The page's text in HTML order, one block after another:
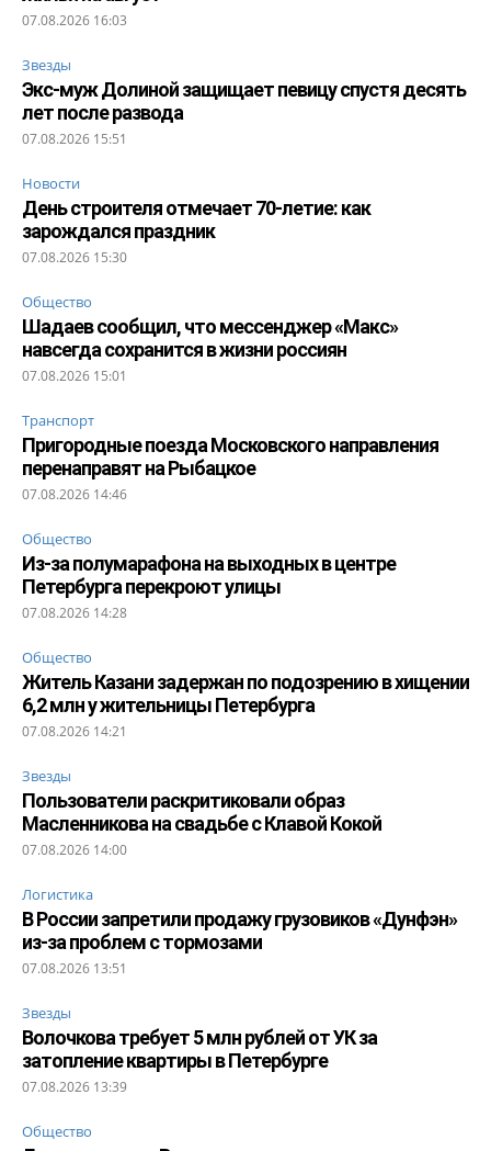
07.08.2026 16:03
Звезды
Экс-муж Долиной защищает певицу спустя десять
лет после развода
07.08.2026 15:51
Новости
День строителя отмечает 70-летие: как
зарождался праздник
07.08.2026 15:30
Общество
Шадаев сообщил, что мессенджер «Макс»
навсегда сохранится в жизни россиян
07.08.2026 15:01
Транспорт
Пригородные поезда Московского направления
перенаправят на Рыбацкое
07.08.2026 14:46
Общество
Из-за полумарафона на выходных в центре
Петербурга перекроют улицы
07.08.2026 14:28
Общество
Житель Казани задержан по подозрению в хищении
6,2 млн у жительницы Петербурга
07.08.2026 14:21
Звезды
Пользователи раскритиковали образ
Масленникова на свадьбе с Клавой Кокой
07.08.2026 14:00
Логистика
В России запретили продажу грузовиков «Дунфэн»
из-за проблем с тормозами
07.08.2026 13:51
Звезды
Волочкова требует 5 млн рублей от УК за
затопление квартиры в Петербурге
07.08.2026 13:39
Общество